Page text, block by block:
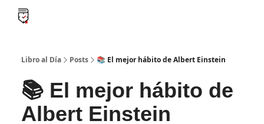
Libro al Día Posts 📚 El mejor hábito de Albert Einstein
📚 El mejor hábito de
Albert Einstein